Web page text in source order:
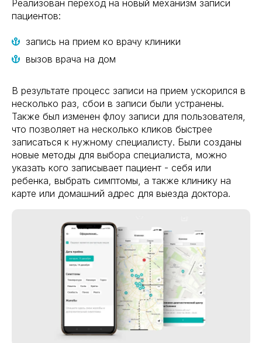
Реализован переход на новый механизм записи
пациентов:
запись на прием ко врачу клиники
вызов врача на дом
В результате процесс записи на прием ускорился в
несколько раз, сбои в записи были устранены.
Также был изменен флоу записи для пользователя,
что позволяет на несколько кликов быстрее
записаться к нужному специалисту. Были созданы
новые методы для выбора специалиста, можно
указать кого записывает пациент - себя или
ребенка, выбрать симптомы, а также клинику на
карте или домашний адрес для выезда доктора.